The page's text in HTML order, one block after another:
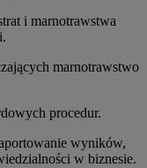
i marnotrawstwa
marnotrawstwo
procedur.
wyników,
w biznesie.